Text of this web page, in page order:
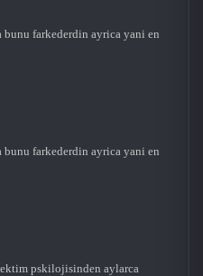
farkederdin ayrica yani en
farkederdin ayrica yani en
pskilojisinden aylarca